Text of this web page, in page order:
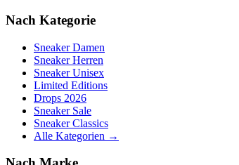
Nach Kategorie
Sneaker Damen
Sneaker Herren
Sneaker Unisex
Limited Editions
Drops 2026
Sneaker Sale
Sneaker Classics
Alle Kategorien →